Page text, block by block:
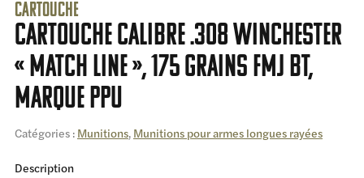
Cartouche
Cartouche calibre .308 winchester
« Match Line », 175 grains FMJ BT,
marque PPU
Catégories : Munitions, Munitions pour armes longues rayées
Description